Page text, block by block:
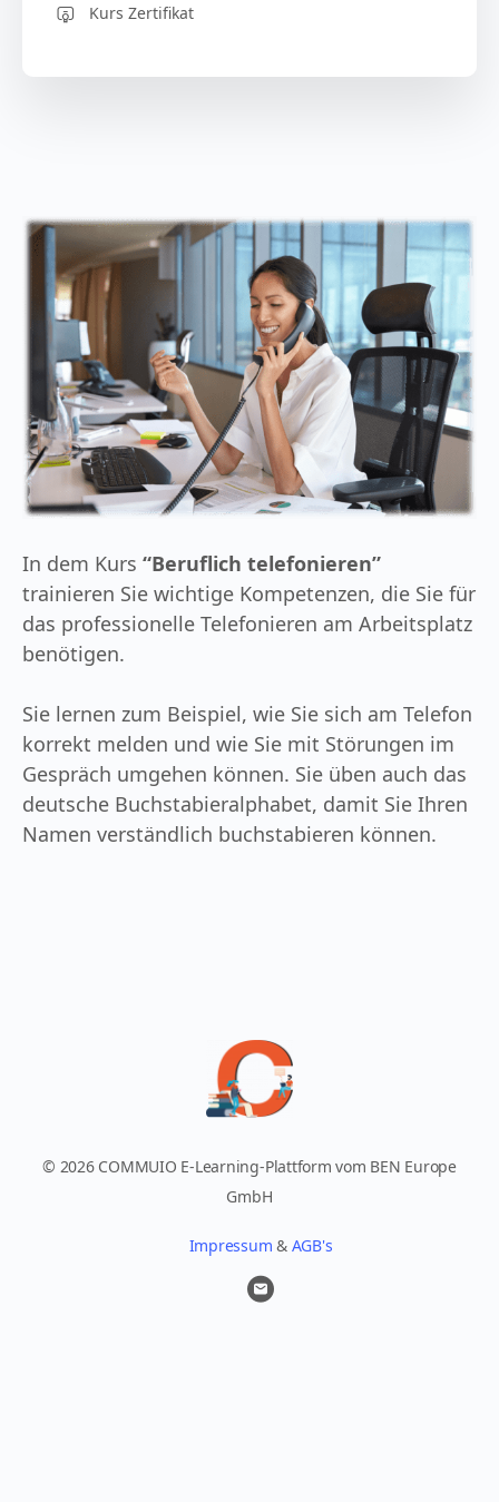
In dem Kurs “Beruflich telefonieren”
trainieren Sie wichtige Kompetenzen, die Sie für
das professionelle Telefonieren am Arbeitsplatz
benötigen.
Sie lernen zum Beispiel, wie Sie sich am Telefon
korrekt melden und wie Sie mit Störungen im
Gespräch umgehen können. Sie üben auch das
deutsche Buchstabieralphabet, damit Sie Ihren
Namen verständlich buchstabieren können.
Kurs Zertifikat
© 2026 COMMUIO E-Learning-Plattform vom BEN Europe
GmbH
Impressum & AGB's